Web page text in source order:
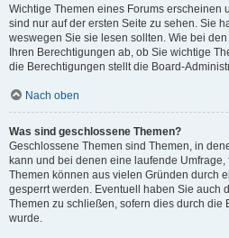
Wichtige Themen eines Forums erscheinen
sind nur auf der ersten Seite zu sehen. Sie
weswegen Sie sie lesen sollten. Wie bei
Ihren Berechtigungen ab, ob Sie wichtige
die Berechtigungen stellt die Board-
Nach oben
Was sind geschlossene Themen?
Geschlossene Themen sind Themen, in
kann und bei denen eine laufende
Themen können aus vielen Gründen durch
gesperrt werden. Eventuell haben Sie auch
Themen zu schließen, sofern dies durch die
wurde.